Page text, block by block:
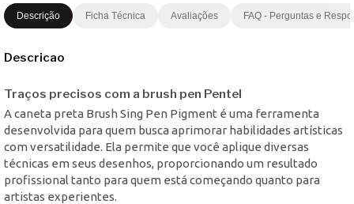
Descrição Ficha Técnica Avaliações FAQ - Perguntas e
Descricao
Traços precisos com a brush pen Pentel
A caneta preta Brush Sing Pen Pigment é uma ferramenta
desenvolvida para quem busca aprimorar habilidades artísticas
com versatilidade. Ela permite que você aplique diversas
técnicas em seus desenhos, proporcionando um resultado
profissional tanto para quem está começando quanto para
artistas experientes.